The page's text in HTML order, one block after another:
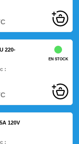
220-
:
EN STOCK
120V
: